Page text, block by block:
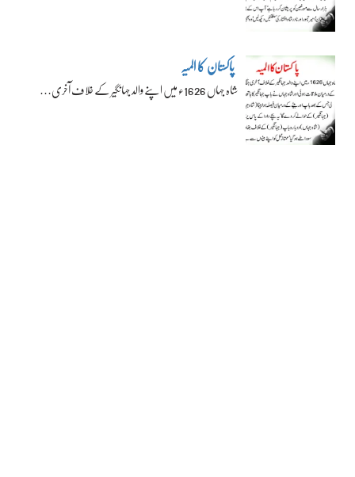
پاکستان کا المیہ
شاہ جہاں 1626ء میں اپنے والد جہانگیر کے خلاف آخری…